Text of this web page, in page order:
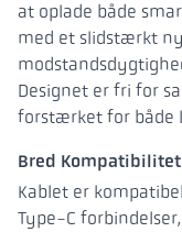
at oplade både
med et slidstærkt
Designet er fri for
forstærket for både
Bred Kompatibilitet
Kablet er
Type-C